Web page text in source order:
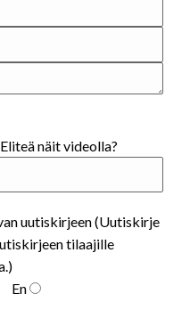
näit videolla?
uutiskirjeen (Uutiskirje
tilaajille
En